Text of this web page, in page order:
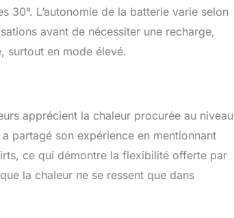
30°. L’autonomie de la batterie varie selon
avant de nécessiter une recharge,
surtout en mode élevé.
apprécient la chaleur procurée au niveau
partagé son expérience en mentionnant
ce qui démontre la flexibilité offerte par
la chaleur ne se ressent que dans